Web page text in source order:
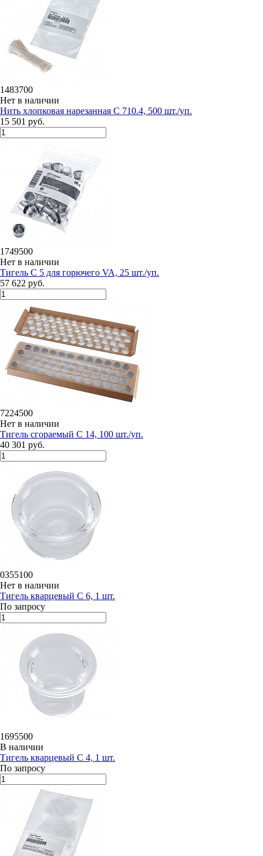
1483700
Нет в наличии
Нить хлопковая нарезанная C 710.4, 500 шт./уп.
15 501 руб.
1749500
Нет в наличии
Тигель C 5 для горючего VA, 25 шт./уп.
57 622 руб.
7224500
Нет в наличии
Тигель сгораемый C 14, 100 шт./уп.
40 301 руб.
0355100
Нет в наличии
Тигель кварцевый C 6, 1 шт.
По запросу
1695500
В наличии
Тигель кварцевый C 4, 1 шт.
По запросу